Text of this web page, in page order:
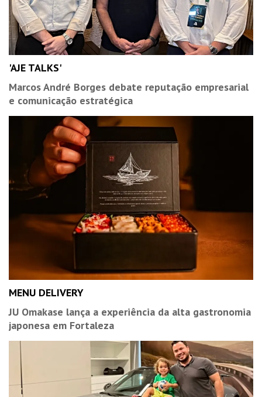
'AJE TALKS'
Marcos André Borges debate reputação empresarial
e comunicação estratégica
MENU DELIVERY
JU Omakase lança a experiência da alta gastronomia
japonesa em Fortaleza